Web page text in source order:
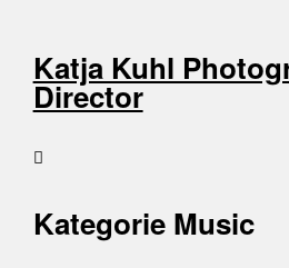
Katja Kuhl
Director
KategorieMusic